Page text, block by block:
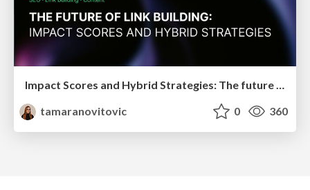
Impact Scores and Hybrid Strategies: The future of link building
tamaranovitovic
0 360